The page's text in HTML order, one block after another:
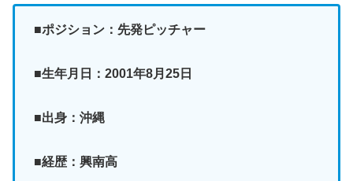
■ポジション：先発ピッチャー
■生年月日：2001年8月25日
■出身：沖縄
■経歴：興南高